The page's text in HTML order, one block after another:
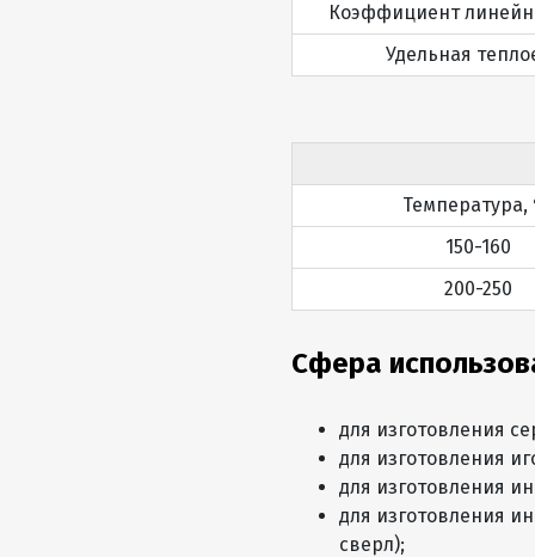
Коэффициент
Удельная
Температура,
150-160
200-250
Сфера
для изготовления
для изготовления
для изготовления
для изготовления
сверл);